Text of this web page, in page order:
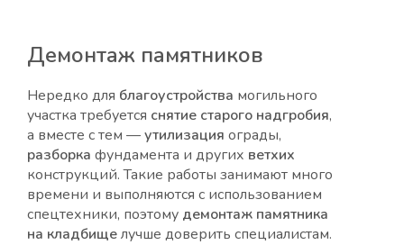
Демонтаж памятников
Нередко для благоустройства могильного
участка требуется снятие старого надгробия,
а вместе с тем —утилизация ограды,
разборка фундамента и других ветхих
конструкций. Такие работы занимают много
времени и выполняются с использованием
спецтехники, поэтому демонтаж памятника
на кладбищелучше доверить специалистам.